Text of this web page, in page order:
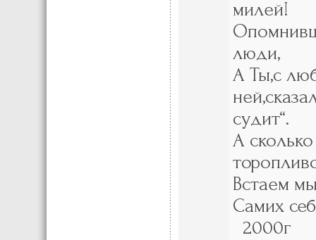
милей!
люди,
А Ты,с
судит“.
А
Встаем
Самих
2000г